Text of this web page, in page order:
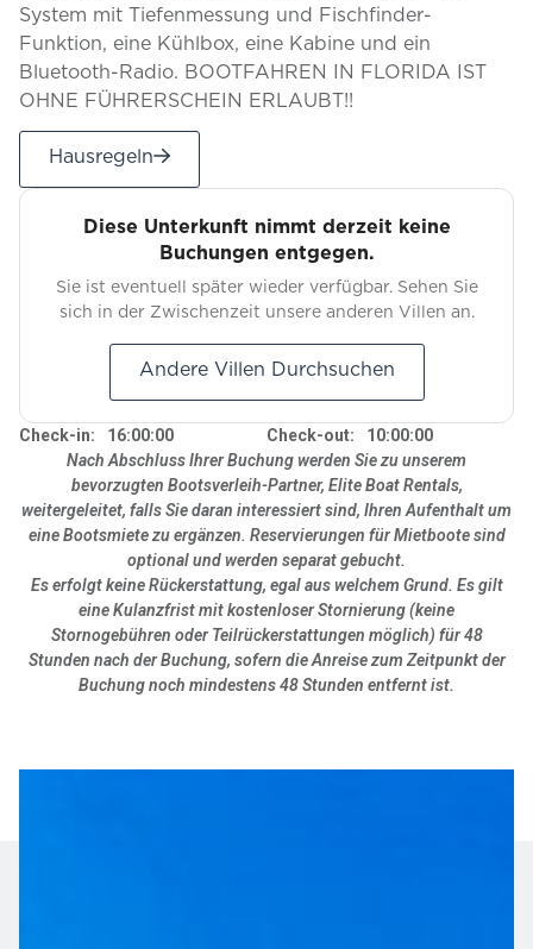
System mit Tiefenmessung und Fischfinder-
Funktion, eine Kühlbox, eine Kabine und ein
Bluetooth-Radio. BOOTFAHREN IN FLORIDA IST
OHNE FÜHRERSCHEIN ERLAUBT!!
Hausregeln
Diese Unterkunft nimmt derzeit keine
Buchungen entgegen.
Sie ist eventuell später wieder verfügbar. Sehen Sie
sich in der Zwischenzeit unsere anderen Villen an.
Andere Villen Durchsuchen
Check-in: 16:00:00 Check-out:
10:00:00
Nach Abschluss Ihrer Buchung werden Sie zu unserem
bevorzugten Bootsverleih-Partner, Elite Boat Rentals,
weitergeleitet, falls Sie daran interessiert sind, Ihren Aufenthalt um
eine Bootsmiete zu ergänzen. Reservierungen für Mietboote sind
optional und werden separat gebucht.
Es erfolgt keine Rückerstattung, egal aus welchem Grund. Es gilt
eine Kulanzfrist mit kostenloser Stornierung (keine
Stornogebühren oder Teilrückerstattungen möglich) für 48
Stunden nach der Buchung, sofern die Anreise zum Zeitpunkt der
Buchung noch mindestens 48 Stunden entfernt ist.